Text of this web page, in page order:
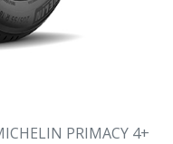
PRIMACY 4+